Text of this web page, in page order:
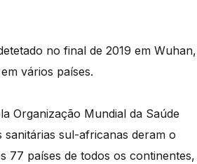
no final de 2019 em Wuhan,
vários países.
Organização Mundial da Saúde
sul-africanas deram o
77 países de todos os continentes,